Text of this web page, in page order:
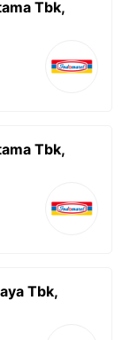
Tbk,
Tbk,
Tbk,